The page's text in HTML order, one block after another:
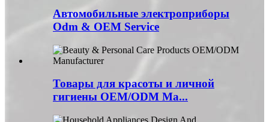
Автомобильные электроприборы
Odm & OEM Service
Товары для красоты и личной
гигиены OEM/ODM Ma...